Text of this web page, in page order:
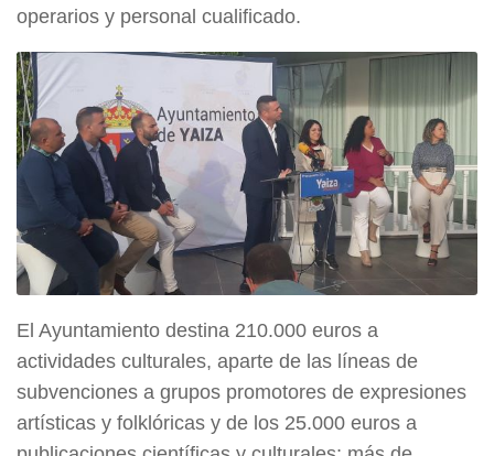
operarios y personal cualificado.
El Ayuntamiento destina 210.000 euros a
actividades culturales, aparte de las líneas de
subvenciones a grupos promotores de expresiones
artísticas y folklóricas y de los 25.000 euros a